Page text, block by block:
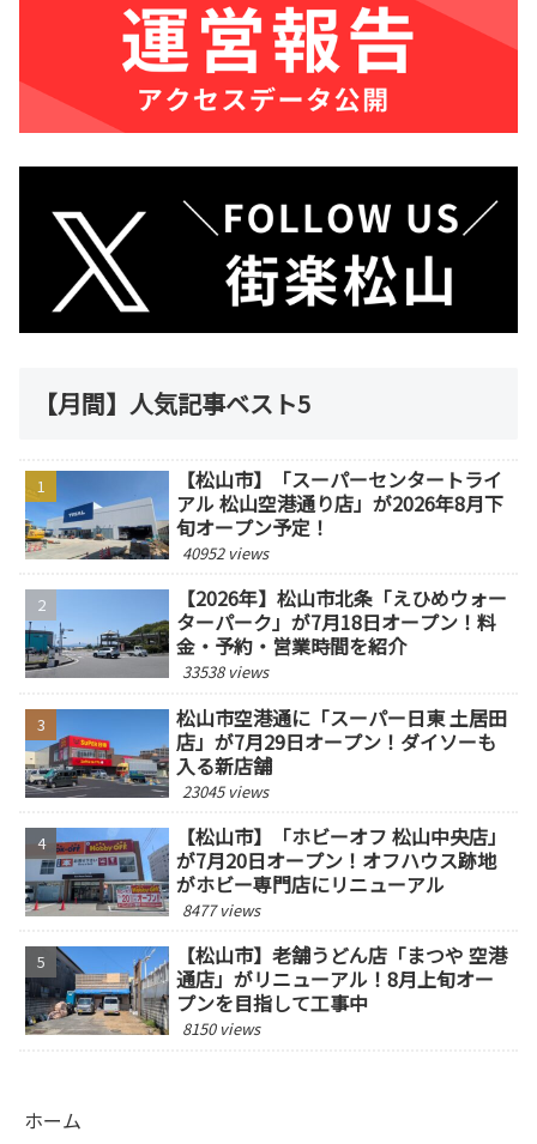
【月間】人気記事ベスト5
【松山市】「スーパーセンタートライ
アル 松山空港通り店」が2026年8月下
旬オープン予定！
40952 views
【2026年】松山市北条「えひめウォー
ターパーク」が7月18日オープン！料
金・予約・営業時間を紹介
33538 views
松山市空港通に「スーパー日東 土居田
店」が7月29日オープン！ダイソーも
入る新店舗
23045 views
【松山市】「ホビーオフ 松山中央店」
が7月20日オープン！オフハウス跡地
がホビー専門店にリニューアル
8477 views
【松山市】老舗うどん店「まつや 空港
通店」がリニューアル！8月上旬オー
プンを目指して工事中
8150 views
ホーム